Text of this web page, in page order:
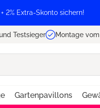
2% Extra-Skonto sichern!
Testsieger Montage
Gartenpavillons